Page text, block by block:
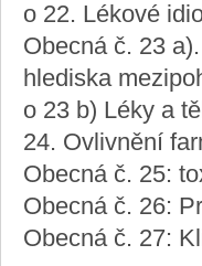
o 22. Lékové
Obecná č. 23
hlediska
o 23 b) Léky a
24. Ovlivnění
Obecná č. 25:
Obecná č. 26:
Obecná č. 27: